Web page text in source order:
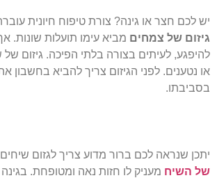
יש לכם חצר או גינה? צורת טיפוח חיונית
גיזום של צמחים מביא עימו תועלות שונות.
להיפגע, לעיתים בצורה בלתי הפיכה. גיזום
או נטענים. לפני הגיזום צריך להביא
בסביבתו.
יתכן שנראה לכם ברור מדוע צריך לגזום
של השיח מעניק לו חזות נאה ומטופחת.